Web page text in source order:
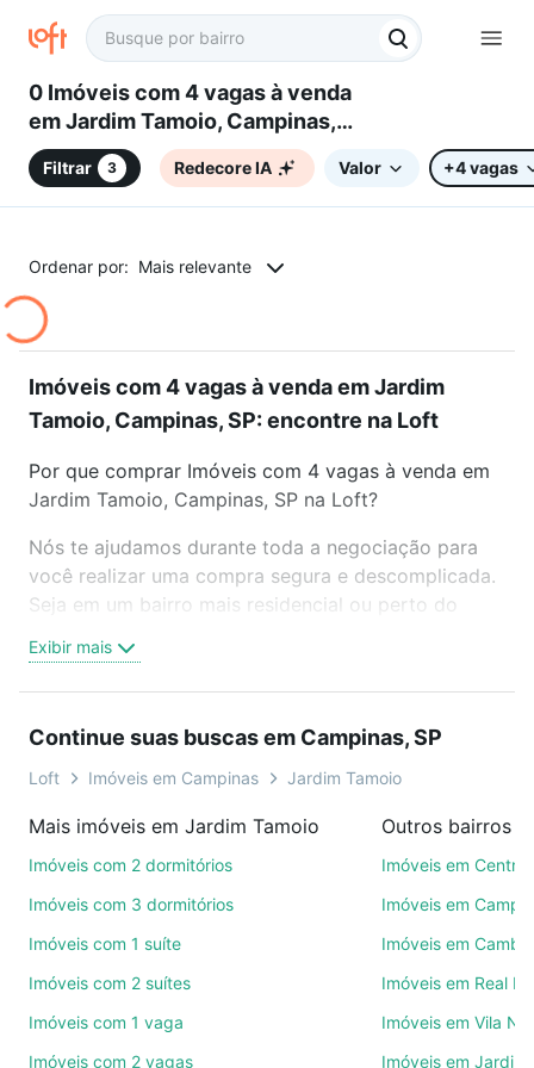
0 Imóveis com 4 vagas à venda
em Jardim Tamoio, Campinas,
SP
Filtrar 3 Redecore IA Valor +4 vagas
Ordenar por: Mais relevante
Imóveis com 4 vagas à venda em Jardim
Tamoio, Campinas, SP: encontre na Loft
Por que comprar Imóveis com 4 vagas à venda em
Jardim Tamoio, Campinas, SP na Loft?
Nós te ajudamos durante toda a negociação para
você realizar uma compra segura e descomplicada.
Seja em um bairro mais residencial ou perto do
oferta ideal de Imóveis com 4 vagas à venda em
Jardim Tamoio, Campinas, SP para conquistar seu
videochamada, é grátis, sem compromisso e você
ainda conta com mais de 46 mil corretores e
de imóveis.
ruas, bairros e até condomínios favoritos. Você
também pode usar os filtros como quantidade de
quartos, suítes, com ou sem vaga de garagem para
Exibir mais
Continue suas buscas em Campinas, SP
Loft Imóveis em Campinas Jardim Tamoio
Mais imóveis em Jardim Tamoio
Imóveis com 2 dormitórios
Imóveis com 3 dormitórios
Imóveis com 1 suíte
Imóveis com 2 suítes
Imóveis com 1 vaga
Imóveis com 2 vagas
Outros bairros
Imóveis em Centro
Imóveis em
Imóveis em Cambuí
Imóveis em Real
Imóveis em Vila
Imóveis em Jardim